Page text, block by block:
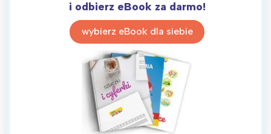
i odbierz eBook za darmo!
wybierz eBook dla siebie
Warszawa
Łódź
Trójmiasto
Poznań
Śląsk
Kraków
Południe
Północ
Wszystkie
Wybieram